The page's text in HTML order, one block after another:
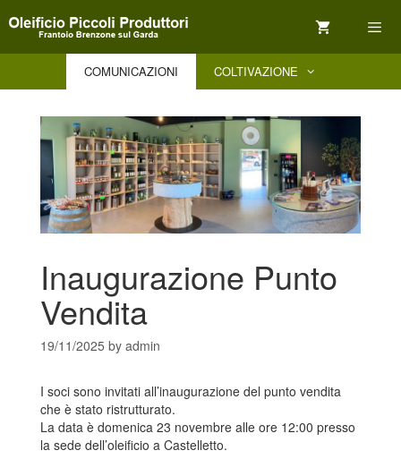
to
COMUNICAZIONI COLTIVAZIONE
Inaugurazione Punto
Vendita
19/11/2025 by admin
I soci sono invitati all’inaugurazione del punto vendita
che è stato ristrutturato.
La data è domenica 23 novembre alle ore 12:00 presso
la sede dell’oleificio a Castelletto.